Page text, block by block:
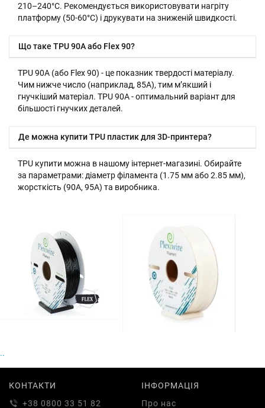
210–240°C. Рекомендується використовувати нагріту
платформу (50-60°C) і друкувати на зниженій швидкості.
Що таке TPU 90A або Flex 90?
TPU 90A (або Flex 90) - це показник твердості матеріалу.
Чим нижче число (наприклад, 85A), тим м’якший і
гнучкіший матеріал. TPU 90A - оптимальний варіант для
більшості гнучких деталей.
Де можна купити TPU пластик для 3D-принтера?
TPU купити можна в нашому інтернет-магазині. Обирайте
за параметрами: діаметр філамента (1.75 мм або 2.85 мм),
жорсткість (90A, 95A) та виробника.
..
КОНТАКТИ
+38 0800 33 51 82
ІНФОРМАЦІЯ
Про нас